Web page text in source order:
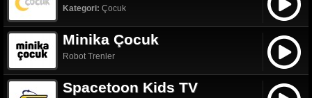
Kategori: Çocuk
Minika Çocuk
Robot Trenler
Spacetoon Kids TV